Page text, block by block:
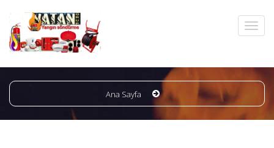
Ana Sayfa